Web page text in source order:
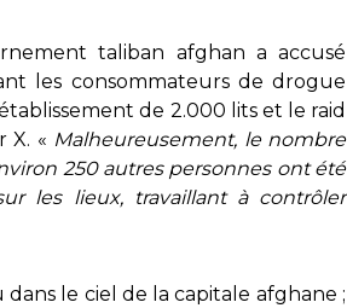
taliban afghan a accusé
les consommateurs de drogue
de 2.000 lits et le raid
X. « Malheureusement, le nombre
250 autres personnes ont été
les lieux, travaillant à contrôler
le ciel de la capitale afghane ;